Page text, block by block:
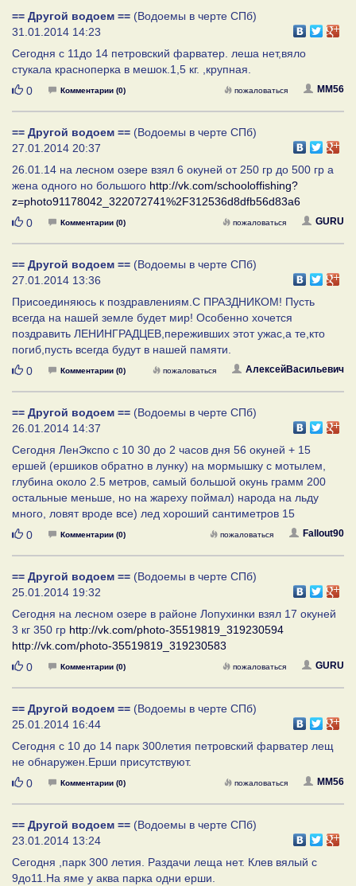
== Другой водоем == (Водоемы в черте СПб)
31.01.2014 14:23
Сегодня с 11до 14 петровский фарватер. леша нет,вяло
стукала красноперка в мешок.1,5 кг. ,крупная.
Нравится
0 Комментарии (0) MM56
пожаловаться
== Другой водоем == (Водоемы в черте СПб)
27.01.2014 20:37
26.01.14 на лесном озере взял 6 окуней от 250 гр до 500 гр а
жена одного но большого http://vk.com/schooloffishing?
z=photo91178042_322072741%2F312536d8dfb56d83a6
Нравится
0 Комментарии (0) GURU
пожаловаться
== Другой водоем == (Водоемы в черте СПб)
27.01.2014 13:36
Присоединяюсь к поздравлениям.С ПРАЗДНИКОМ! Пусть
всегда на нашей земле будет мир! Особенно хочется
поздравить ЛЕНИНГРАДЦЕВ,переживших этот ужас,а те,кто
погиб,пусть всегда будут в нашей памяти.
Нравится
0 Комментарии (0) АлексейВасильевич
пожаловаться
== Другой водоем == (Водоемы в черте СПб)
26.01.2014 14:37
Сегодня ЛенЭкспо с 10 30 до 2 часов дня 56 окуней + 15
ершей (ершиков обратно в лунку) на мормышку с мотылем,
глубина около 2.5 метров, самый большой окунь грамм 200
остальные меньше, но на жареху поймал) народа на льду
много, ловят вроде все) лед хороший сантиметров 15
Нравится
0 Комментарии (0) Fallout90
пожаловаться
== Другой водоем == (Водоемы в черте СПб)
25.01.2014 19:32
Сегодня на лесном озере в районе Лопухинки взял 17 окуней
3 кг 350 гр http://vk.com/photo-35519819_319230594
http://vk.com/photo-35519819_319230583
Нравится
0 Комментарии (0) GURU
пожаловаться
== Другой водоем == (Водоемы в черте СПб)
25.01.2014 16:44
Сегодня с 10 до 14 парк 300летия петровский фарватер лещ
не обнаружен.Ерши присутствуют.
Нравится
0 Комментарии (0) MM56
пожаловаться
== Другой водоем == (Водоемы в черте СПб)
23.01.2014 13:24
Сегодня ,парк 300 летия. Раздачи леща нет. Клев вялый с
9до11.На яме у аква парка одни ерши.